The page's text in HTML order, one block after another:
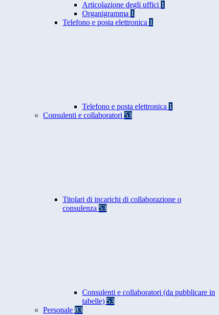
Articolazione degli uffici 1
Organigramma 1
Telefono e posta elettronica 1
Telefono e posta elettronica 1
Consulenti e collaboratori 53
Titolari di incarichi di collaborazione o
consulenza 53
Consulenti e collaboratori (da pubblicare in
tabelle) 53
Personale 83